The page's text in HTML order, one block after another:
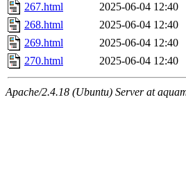
267.html
2025-06-04 12:40
268.html
2025-06-04 12:40
269.html
2025-06-04 12:40
270.html
2025-06-04 12:40
Apache/2.4.18 (Ubuntu) Server at